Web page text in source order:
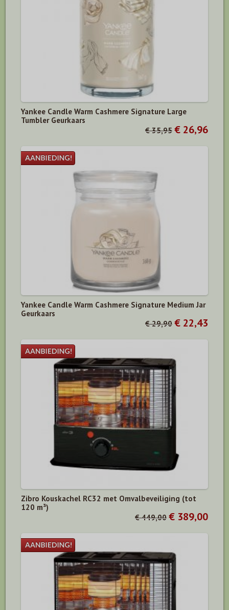
Yankee Candle Warm Cashmere Signature Large
Tumbler Geurkaars
€ 35,95 € 26,96
Yankee Candle Warm Cashmere Signature Medium Jar
Geurkaars
€ 29,90 € 22,43
Zibro Kouskachel RC32 met Omvalbeveiliging (tot
120 m³)
€ 449,00 € 389,00